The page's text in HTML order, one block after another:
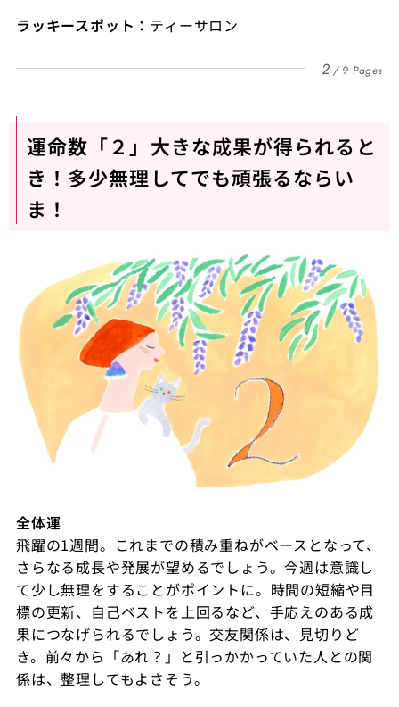
ラッキースポット： ティーサロン
2 9 Pages
運命数「２」大きな成果が得られると
き！多少無理してでも頑張るならい
ま！
全体運
飛躍の1週間。これまでの積み重ねがベースとなって、
さらなる成長や発展が望めるでしょう。今週は意識し
て少し無理をすることがポイントに。時間の短縮や目
標の更新、自己ベストを上回るなど、手応えのある成
果につなげられるでしょう。交友関係は、見切りど
き。前々から「あれ？」と引っかかっていた人との関
係は、整理してもよさそう。